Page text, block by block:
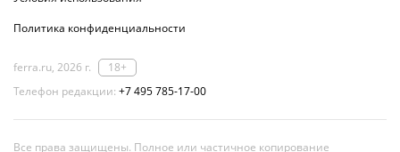
Политика конфиденциальности
ferra.ru, 2026 г.
18+
Телефон редакции: +7 495 785-17-00
Все права защищены. Полное или частичное копирование